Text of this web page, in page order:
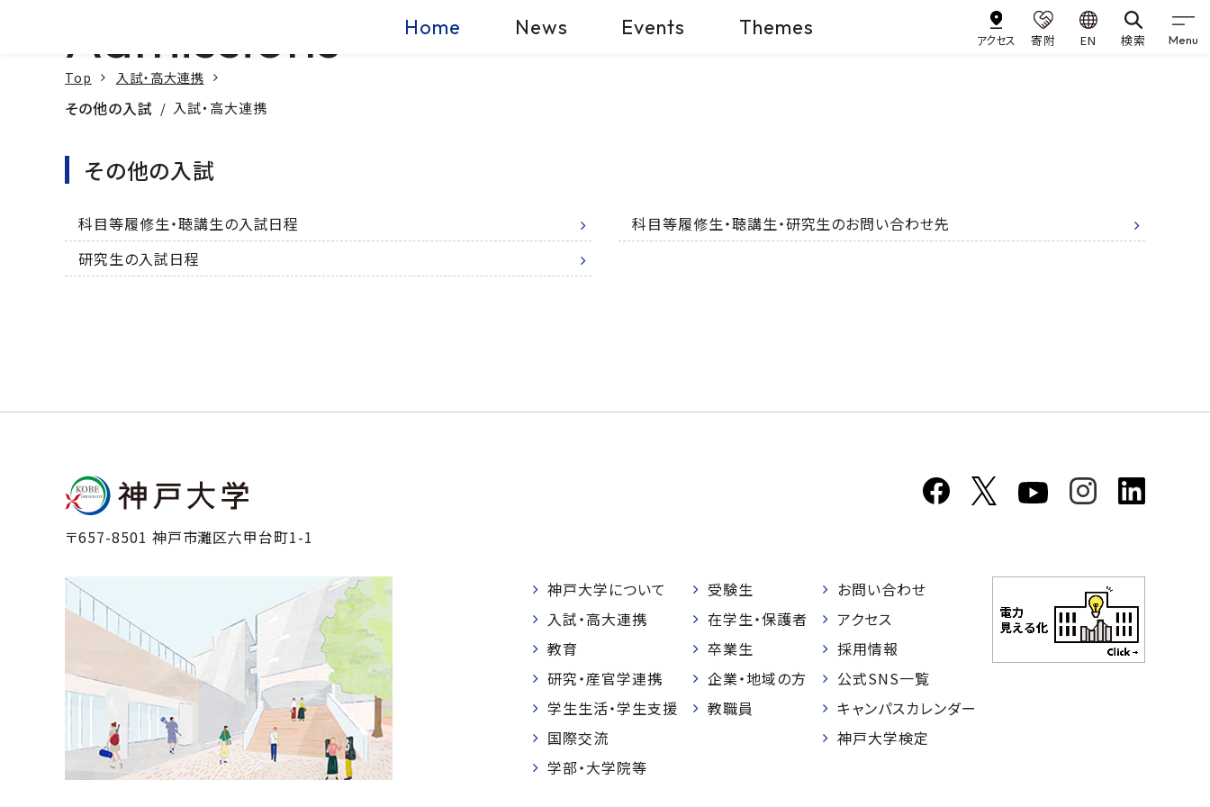
Home News Events Themes
アクセス 寄附 EN 検索 Menu
Admissions
その他の入試 入試・高大連携
Top 入試・高大連携
その他の入試
科目等履修生・聴講生の入試日程
研究生の入試日程
科目等履修生・聴講生・研究生のお問い合わせ先
〒657-8501 神戸市灘区六甲台町1-1
神戸大学について
入試・高大連携
教育
研究・産官学連携
学生生活・学生支援
国際交流
学部・大学院等
受験生
在学生・保護者
卒業生
企業・地域の方
教職員
お問い合わせ
アクセス
採用情報
公式SNS一覧
キャンパスカレンダー
神戸大学検定